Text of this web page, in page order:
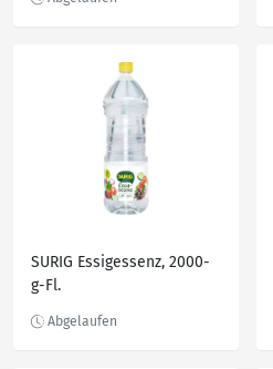
SURIG Essigessenz, 2000-
g-Fl.